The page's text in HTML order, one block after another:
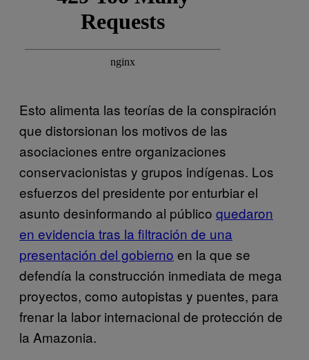
Esto alimenta las teorías de la conspiración
que distorsionan los motivos de las
asociaciones entre organizaciones
conservacionistas y grupos indígenas. Los
esfuerzos del presidente por enturbiar el
asunto desinformando al público quedaron
en evidencia tras la filtración de una
presentación del gobierno en la que se
defendía la construcción inmediata de mega
proyectos, como autopistas y puentes, para
frenar la labor internacional de protección de
la Amazonia.